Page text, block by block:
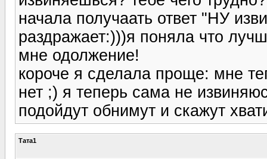
начала получаать ответ "НУ
раздражает:)))я поняла что
мне одолжение!
короче я сделала проще: мне
нет ;) я теперь сама не
подойдут обнимут и скажут
Тата1